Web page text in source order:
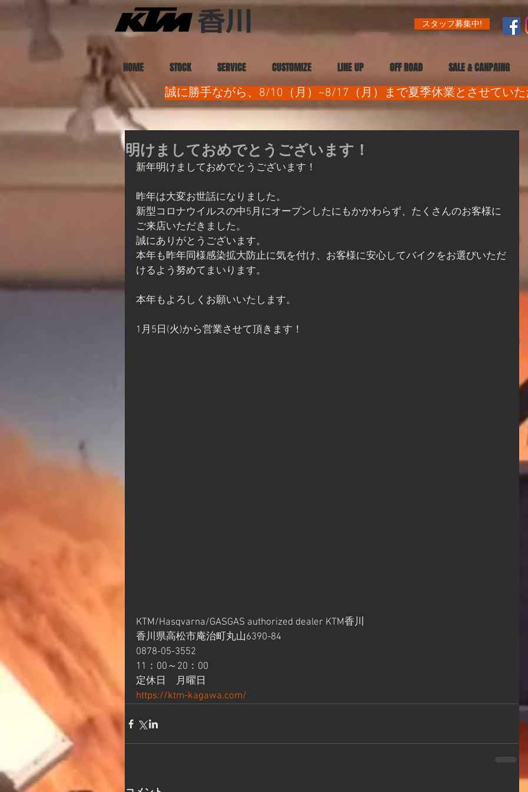
スタッフ募集中!
HOME STOCK SERVICE CUSTOMIZE LINE UP OFF ROAD SALE & CANPAING
誠に勝手ながら、8/10（月）~8/17（月）まで夏季休業とさせてい
明けましておめでとうございます！
新年明けましておめでとうございます！
昨年は大変お世話になりました。
新型コロナウイルスの中5月にオープンしたにもかかわらず、たくさんのお客様に
ご来店いただきました。
誠にありがとうございます。
本年も昨年同様感染拡大防止に気を付け、お客様に安心してバイクをお選びいただ
けるよう努めてまいります。
本年もよろしくお願いいたします。
1月5日(火)から営業させて頂きます！
KTM/Hasqvarna/GASGAS authorized dealer KTM香川
香川県高松市庵治町丸山6390-84
0878-05-3552
11：00～20：00
定休日　月曜日
https://ktm-kagawa.com/